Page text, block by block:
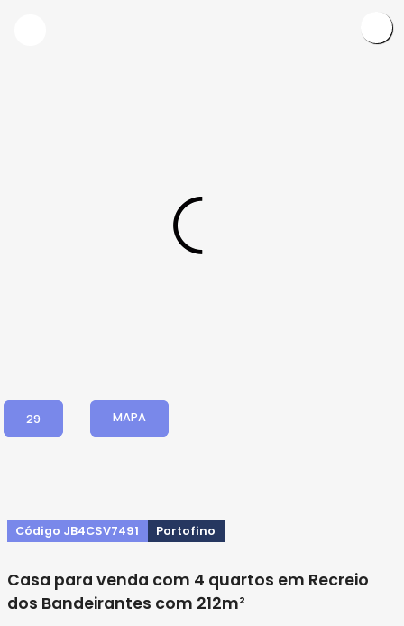
29 MAPA
Código JB4CSV7491 Portofino
Casa para venda com 4 quartos em Recreio
dos Bandeirantes com 212m²